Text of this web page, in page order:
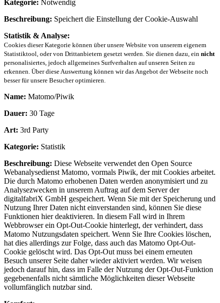
Kategorie: Notwendig
Beschreibung: Speichert die Einstellung der Cookie-Auswahl
Statistik & Analyse:
Cookies dieser Kategorie können über unsere Website von unserem eigenem
Statistiktool, oder von Drittanbietern gesetzt werden. Sie dienen dazu, ein nicht
personalisiertes, jedoch allgemeines Surfverhalten auf unseren Seiten zu
erkennen. Über diese Auswertung können wir das Angebot der Webseite noch
besser für unsere Besucher optimieren.
Name: Matomo/Piwik
Dauer: 30 Tage
Art: 3rd Party
Kategorie: Statistik
Beschreibung: Diese Webseite verwendet den Open Source
Webanalysedienst Matomo, vormals Piwik, der mit Cookies arbeitet.
Die durch Matomo erhobenen Daten werden anonymisiert und zu
Analysezwecken in unserem Auftrag auf dem Server der
digitalfabriX GmbH gespeichert. Wenn Sie mit der Speicherung und
Nutzung Ihrer Daten nicht einverstanden sind, können Sie diese
Funktionen hier deaktivieren. In diesem Fall wird in Ihrem
Webbrowser ein Opt-Out-Cookie hinterlegt, der verhindert, dass
Matomo Nutzungsdaten speichert. Wenn Sie Ihre Cookies löschen,
hat dies allerdings zur Folge, dass auch das Matomo Opt-Out-
Cookie gelöscht wird. Das Opt-Out muss bei einem erneuten
Besuch unserer Seite daher wieder aktiviert werden. Wir weisen
jedoch darauf hin, dass im Falle der Nutzung der Opt-Out-Funktion
gegebenenfalls nicht sämtliche Möglichkeiten dieser Webseite
vollumfänglich nutzbar sind.